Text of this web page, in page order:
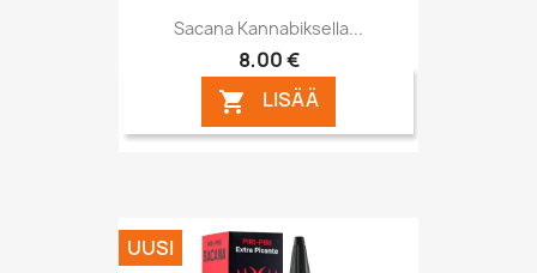
Sacana Kannabiksella...
8,00 €
 LISÄÄ
UUSI